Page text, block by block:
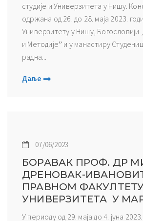
студије и Универзитета у Нишу.
одржана од 26. до 28. маја 2023.
Универзитету у Нишу,
и Методијеˮ и у манастиру
радна...
Даље
07/06/2023
БОРАВАК ПРОФ. ДР
ДРЕНОВАК-
ПРАВНОМ
УНИВЕРЗИТЕТА У
У периоду од 29. маја до 4. јуна